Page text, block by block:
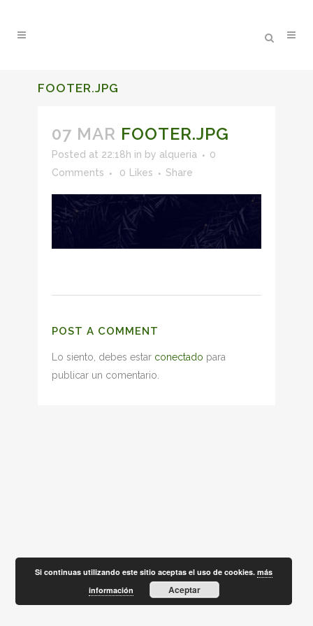
FOOTER.JPG
07 MAR FOOTER.JPG
Posted at 22:18h in by alqueria
0
Comments
0 Likes Share
POST A COMMENT
Lo siento, debes estar conectado para
publicar un comentario.
Si continuas utilizando este sitio aceptas el uso de cookies.más
información
Aceptar